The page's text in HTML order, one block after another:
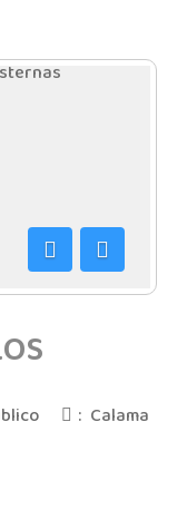
AnteriorSiguiente
: Calama